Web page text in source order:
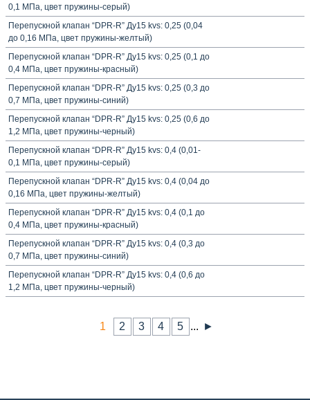
0,1 МПа, цвет пружины-серый)
Перепускной клапан “DPR-R” Ду15 kvs: 0,25 (0,04
до 0,16 МПа, цвет пружины-желтый)
Перепускной клапан “DPR-R” Ду15 kvs: 0,25 (0,1 до
0,4 МПа, цвет пружины-красный)
Перепускной клапан “DPR-R” Ду15 kvs: 0,25 (0,3 до
0,7 МПа, цвет пружины-синий)
Перепускной клапан “DPR-R” Ду15 kvs: 0,25 (0,6 до
1,2 МПа, цвет пружины-черный)
Перепускной клапан “DPR-R” Ду15 kvs: 0,4 (0,01-
0,1 МПа, цвет пружины-серый)
Перепускной клапан “DPR-R” Ду15 kvs: 0,4 (0,04 до
0,16 МПа, цвет пружины-желтый)
Перепускной клапан “DPR-R” Ду15 kvs: 0,4 (0,1 до
0,4 МПа, цвет пружины-красный)
Перепускной клапан “DPR-R” Ду15 kvs: 0,4 (0,3 до
0,7 МПа, цвет пружины-синий)
Перепускной клапан “DPR-R” Ду15 kvs: 0,4 (0,6 до
1,2 МПа, цвет пружины-черный)
1 2 3 4 5 ... ►